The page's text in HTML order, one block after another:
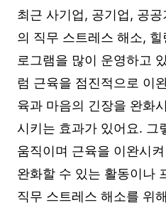
최근 사기업, 공기업, 공
의 직무 스트레스 해소,
로그램을 많이 운영하고
럼 근육을 점진적으로 이
육과 마음의 긴장을 완화
시키는 효과가 있어요. 그
움직이며 근육을 이완시
완화할 수 있는 활동이나
직무 스트레스 해소를 위